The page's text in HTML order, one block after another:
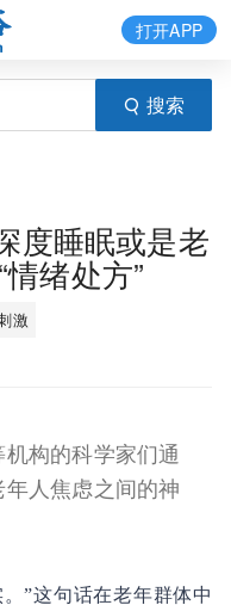
搜索
打开APP
度睡眠或是老
绪处方”
激
构的科学家们通
人焦虑之间的神
”这句话在老年群体中